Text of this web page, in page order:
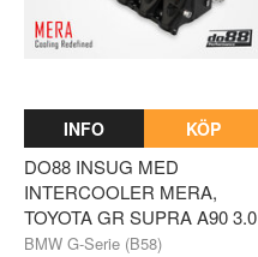
INFO KÖP
DO88 INSUG MED
INTERCOOLER MERA,
TOYOTA GR SUPRA A90 3.0
BMW G-Serie (B58)